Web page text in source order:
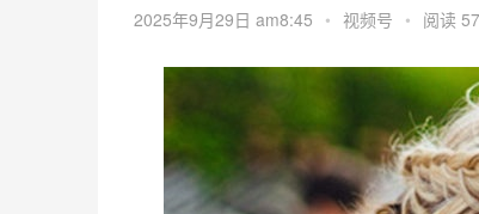
2025年9月29日 am8:45 • 视频号 • 阅读